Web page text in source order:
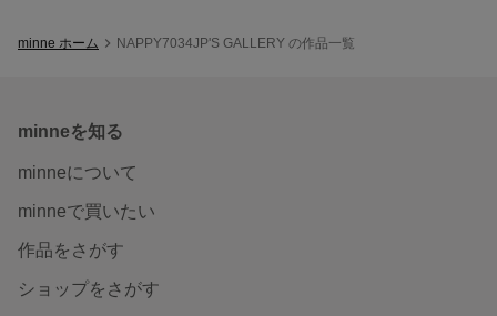
minne ホーム NAPPY7034JP'S GALLERY の作品一覧
minneを知る
minneについて
minneで買いたい
作品をさがす
ショップをさがす